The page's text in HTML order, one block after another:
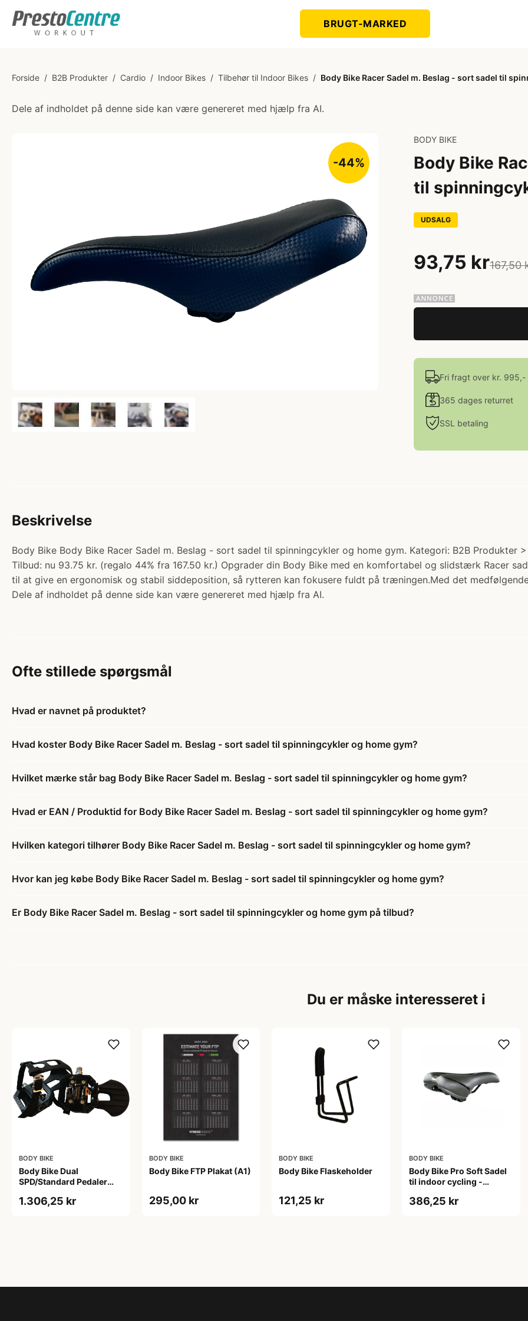
BRUGT-MARKED
Forside / B2B Produkter / Cardio / Indoor Bikes / Tilbehør til Indoor Bikes / Body Bike Racer Sadel m. Beslag - sort sadel til
Dele af indholdet på denne side kan være genereret med hjælp fra AI.
-44%
BODY BIKE
Body Bike
til
UDSALG
93,75 kr167,50
Fri fragt over kr. 995,-
365 dages returret
SSL betaling
Beskrivelse
Body Bike Body Bike Racer Sadel m. Beslag - sort sadel til spinningcykler og home gym. Kategori: B2B Produkter
Tilbud: nu 93.75 kr. (regalo 44% fra 167.50 kr.) Opgrader din Body Bike med en komfortabel og slidstærk Racer
til at give en ergonomisk og stabil siddeposition, så rytteren kan fokusere fuldt på træningen.Med det
Dele af indholdet på denne side kan være genereret med hjælp fra AI.
Ofte stillede spørgsmål
Hvad er navnet på produktet?
Hvad koster Body Bike Racer Sadel m. Beslag - sort sadel til spinningcykler og home gym?
Hvilket mærke står bag Body Bike Racer Sadel m. Beslag - sort sadel til spinningcykler og home gym?
Hvad er EAN / Produktid for Body Bike Racer Sadel m. Beslag - sort sadel til spinningcykler og home gym?
Hvilken kategori tilhører Body Bike Racer Sadel m. Beslag - sort sadel til spinningcykler og home gym?
Hvor kan jeg købe Body Bike Racer Sadel m. Beslag - sort sadel til spinningcykler og home gym?
Er Body Bike Racer Sadel m. Beslag - sort sadel til spinningcykler og home gym på tilbud?
Du er måske interesseret i
BODY BIKE
Body Bike Dual
SPD/Standard Pedaler
1.306,25 kr
BODY BIKE
Body Bike FTP Plakat (A1)
295,00 kr
BODY BIKE
Body Bike Flaskeholder
121,25 kr
BODY BIKE
Body Bike Pro Soft Sadel
til indoor cycling -
386,25 kr